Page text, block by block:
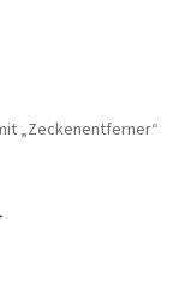
„Zeckenentferner“